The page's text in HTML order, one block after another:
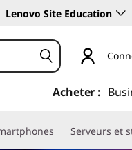
Lenovo Site Education
Acheter :
Serveurs et